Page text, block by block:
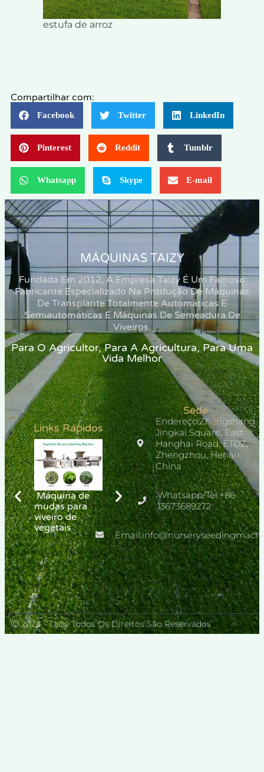
estufa de arroz
Compartilhar com:
Facebook Twitter LinkedIn
Pinterest Reddit Tumblr
Whatsapp Skype E-mail
MÁQUINAS TAIZY
Fundada Em 2012, A Empresa Taizy É Um Famoso
Fabricante Especializado Na Produção De Máquinas
De Transplante Totalmente Automáticas E
Semiautomáticas E Máquinas De Semeadura De
Viveiros.
Para O Agricultor, Para A Agricultura, Para Uma
Vida Melhor
Links Rápidos
Máquina de
mudas para
viveiro de
vegetais
Transplantador
de cânhamo
Transplantador
de Pepino
Sede
Endereço:Zhengshang
Jingkai Square, East
Hanghai Road, ETDZ,
Zhengzhou, Henan,
China
Whatsapp/Tel:+86
13673689272
Ⓒ 2024 - Taizy Todos Os Direitos São Reservados